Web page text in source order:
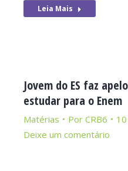
Leia Mais
Jovem do ES faz
estudar para o Enem
Matérias Por CRB6
Deixe um comentário